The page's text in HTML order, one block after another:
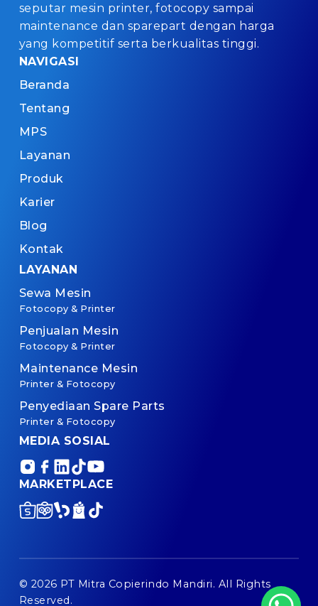
seputar mesin printer, fotocopy sampai
maintenance dan sparepart dengan harga
yang kompetitif serta berkualitas tinggi.
NAVIGASI
Beranda
Tentang
MPS
Layanan
Produk
Karier
Blog
Kontak
LAYANAN
Sewa Mesin
Fotocopy & Printer
Penjualan Mesin
Fotocopy & Printer
Maintenance Mesin
Printer & Fotocopy
Penyediaan Spare Parts
Printer & Fotocopy
MEDIA SOSIAL
MARKETPLACE
© 2026 PT Mitra Copierindo Mandiri. All Rights
Reserved.